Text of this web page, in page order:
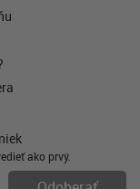
ako prvý.